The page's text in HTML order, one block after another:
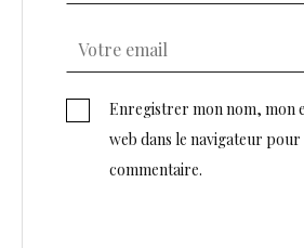
Enregistrer mon nom, mon
web dans le navigateur
commentaire.